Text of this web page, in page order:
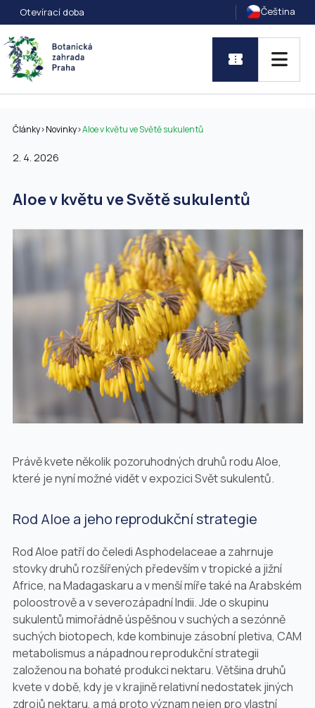
Otevírací doba Čeština
Články>Novinky>Aloe v květu ve Světě sukulentů
2. 4. 2026
Aloe v květu ve Světě sukulentů
Právě kvete několik pozoruhodných druhů roduAloe,
které je nyní možné vidět v expozici Svět sukulentů.
Rod Aloe a jeho reprodukční strategie
RodAloe patří do čeledi Asphodelaceae a zahrnuje
stovky druhů rozšířených především v tropické a jižní
Africe, na Madagaskaru a v menší míře také na Arabském
poloostrově a v severozápadní Indii. Jde o skupinu
sukulentů mimořádně úspěšnou v suchých a sezónně
suchých biotopech, kde kombinuje zásobní pletiva, CAM
metabolismus a nápadnou reprodukční strategii
založenou na bohaté produkci nektaru. Většina druhů
kvete v době, kdy je v krajině relativní nedostatek jiných
zdrojů nektaru, a má proto význam nejen pro vlastní